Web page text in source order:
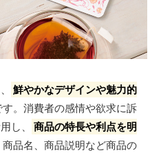
鮮やかなデザインや魅力的
す。消費者の感情や欲求に訴
し、
商品の特長や利点を明
品名、商品説明など商品の